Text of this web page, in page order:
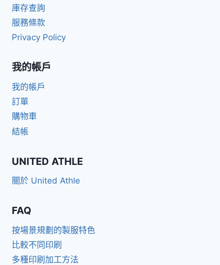
庫存查詢
服務條款
Privacy Policy
我的帳戶
我的帳戶
訂單
購物車
結帳
UNITED ATHLE
關於 United Athle
FAQ
按場景規劃的製服特色
比較不同印刷
多種印刷加工方法